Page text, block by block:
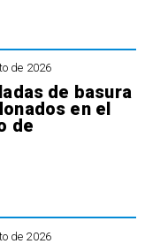
de 2026
de basura
en el
de
de 2026